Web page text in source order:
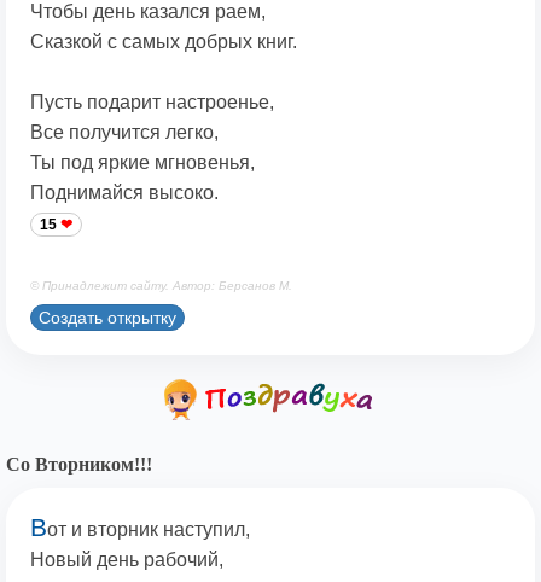
Чтобы день казался раем,
Сказкой с самых добрых книг.
Пусть подарит настроенье,
Все получится легко,
Ты под яркие мгновенья,
Поднимайся высоко.
15
© Принадлежит сайту. Автор: Берсанов М.
Создать открытку
Со Вторником!!!
Вот и вторник наступил,
Новый день рабочий,